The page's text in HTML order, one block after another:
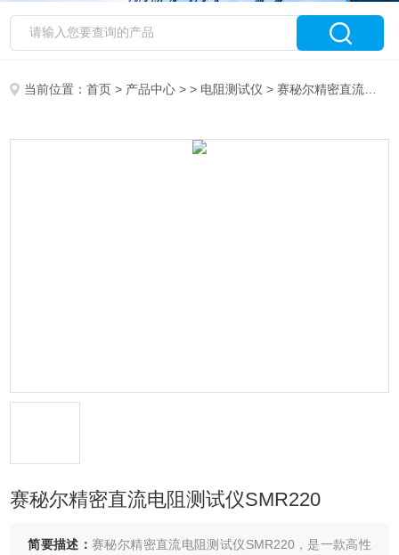
当前位置：首页 > 产品中心 > > 电阻测试仪 > 赛秘尔精密直流电阻测试仪SMR220
赛秘尔精密直流电阻测试仪SMR220
简要描述：赛秘尔精密直流电阻测试仪SMR220，是一款高性